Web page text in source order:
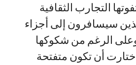
التجارب الثقافية
سيسافرون إلى أجزاء
وعلى الرغم من شكوكها
اختارت أن تكون متفتحة